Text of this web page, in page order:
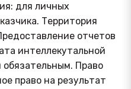
для личных
Территория
отчетов
интеллекутальной
обязательным. Право
право на результат